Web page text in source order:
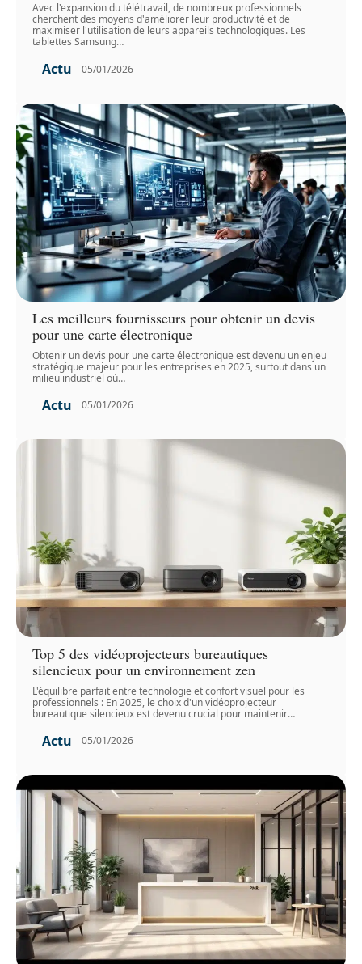
Avec l'expansion du télétravail, de nombreux professionnels
cherchent des moyens d'améliorer leur productivité et de
maximiser l'utilisation de leurs appareils technologiques. Les
tablettes Samsung…
Actu 05/01/2026
Les meilleurs fournisseurs pour obtenir un devis
pour une carte électronique
Obtenir un devis pour une carte électronique est devenu un enjeu
stratégique majeur pour les entreprises en 2025, surtout dans un
milieu industriel où…
Actu 05/01/2026
Top 5 des vidéoprojecteurs bureautiques
silencieux pour un environnement zen
L'équilibre parfait entre technologie et confort visuel pour les
professionnels : En 2025, le choix d'un vidéoprojecteur
bureautique silencieux est devenu crucial pour maintenir…
Actu 05/01/2026